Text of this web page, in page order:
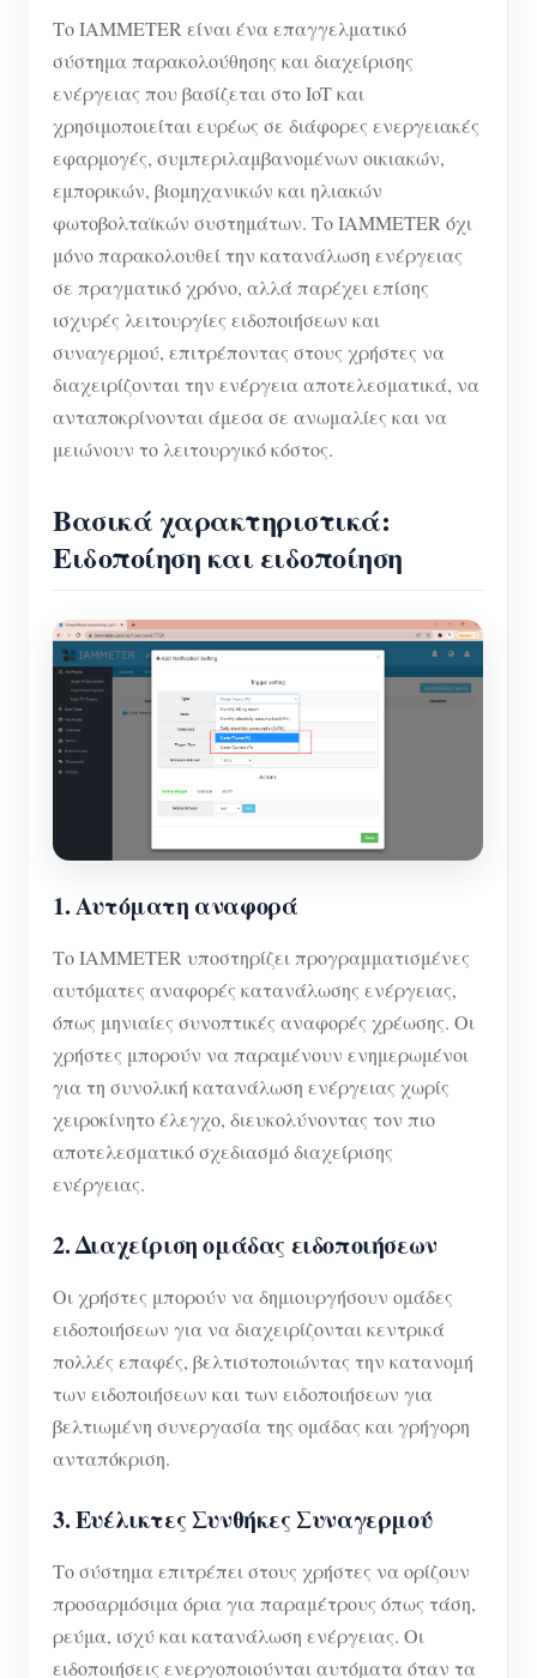
Το IAMMETER είναι ένα επαγγελματικό
σύστημα παρακολούθησης και διαχείρισης
ενέργειας που βασίζεται στο IoT και
χρησιμοποιείται ευρέως σε διάφορες ενεργειακές
εφαρμογές, συμπεριλαμβανομένων οικιακών,
εμπορικών, βιομηχανικών και ηλιακών
φωτοβολταϊκών συστημάτων. Το IAMMETER όχι
μόνο παρακολουθεί την κατανάλωση ενέργειας
σε πραγματικό χρόνο, αλλά παρέχει επίσης
ισχυρές λειτουργίες ειδοποιήσεων και
συναγερμού, επιτρέποντας στους χρήστες να
διαχειρίζονται την ενέργεια αποτελεσματικά, να
ανταποκρίνονται άμεσα σε ανωμαλίες και να
μειώνουν το λειτουργικό κόστος.
Βασικά χαρακτηριστικά:
Ειδοποίηση και ειδοποίηση
1. Αυτόματη αναφορά
Το IAMMETER υποστηρίζει προγραμματισμένες
αυτόματες αναφορές κατανάλωσης ενέργειας,
όπως μηνιαίες συνοπτικές αναφορές χρέωσης. Οι
χρήστες μπορούν να παραμένουν ενημερωμένοι
για τη συνολική κατανάλωση ενέργειας χωρίς
χειροκίνητο έλεγχο, διευκολύνοντας τον πιο
αποτελεσματικό σχεδιασμό διαχείρισης
ενέργειας.
2. Διαχείριση ομάδας ειδοποιήσεων
Οι χρήστες μπορούν να δημιουργήσουν ομάδες
ειδοποιήσεων για να διαχειρίζονται κεντρικά
πολλές επαφές, βελτιστοποιώντας την κατανομή
των ειδοποιήσεων και των ειδοποιήσεων για
βελτιωμένη συνεργασία της ομάδας και γρήγορη
ανταπόκριση.
3. Ευέλικτες Συνθήκες Συναγερμού
Το σύστημα επιτρέπει στους χρήστες να ορίζουν
προσαρμόσιμα όρια για παραμέτρους όπως τάση,
ρεύμα, ισχύ και κατανάλωση ενέργειας. Οι
ειδοποιήσεις ενεργοποιούνται αυτόματα όταν τα